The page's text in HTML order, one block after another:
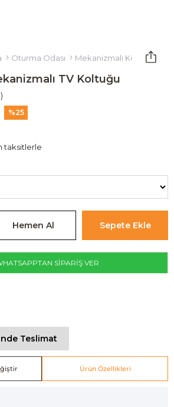
Oturma Odası Mekanizmalı Koltuklar
TV Koltuğu
25
taksitlerle
SİPARİŞ VER
Teslimat
Ürün Özellikleri